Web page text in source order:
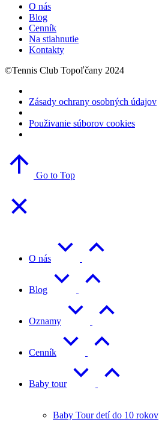
O nás
Blog
Cenník
Na stiahnutie
Kontakty
©Tennis Club Topoľčany 2024
Zásady ochrany osobných údajov
Použivanie súborov cookies
Go to Top
O nás
Blog
Oznamy
Cenník
Baby tour
Baby Tour detí do 10 rokov